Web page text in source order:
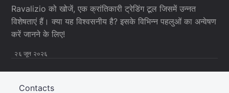
Ravalizio को खोजें, एक क्रांतिकारी ट्रेडिंग टूल जिसमें उन्नत
विशेषताएं हैं। क्या यह विश्वसनीय है? इसके विभिन्न पहलुओं का अन्वेषण
करें जानने के लिए!
२६ जून २०२६
Contacts